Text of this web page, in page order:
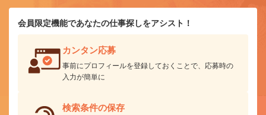
会員限定機能であなたの仕事探しをアシスト！
カンタン応募
事前にプロフィールを登録しておくことで、応募時の
入力が簡単に
検索条件の保存